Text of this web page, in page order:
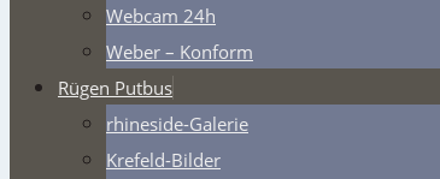
Webcam 24h
Weber – Konform
Rügen Putbus
rhineside-Galerie
Krefeld-Bilder